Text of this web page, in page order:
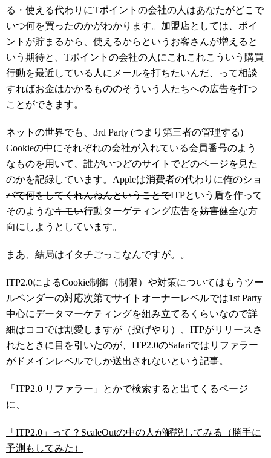
る・使える代わりにTポイントの会社の人はあなたがどこで
いつ何を買ったのかがわかります。加盟店としては、ポイ
ントが貯まるから、使えるからというお客さんが増えると
いう期待と、Tポイントの会社の人にこれこれこういう購買
行動を最近している人にメールを打ちたいんだ、って相談
すればお金はかかるもののそういう人たちへの広告を打つ
ことができます。
ネットの世界でも、3rd Party (つまり第三者の管理する)
Cookieの中にそれぞれの会社が入れている会員番号のよう
なものを用いて、誰がいつどのサイトでどのページを見た
のかを記録しています。Appleは消費者の代わりに俺のショ
バで何をしてくれんねんということでITPという盾を作って
そのようなキモい行動ターゲティング広告を妨害健全な方
向にしようとしています。
まあ、結局はイタチごっこなんですが。。
ITP2.0によるCookie制御（制限）や対策についてはもうツー
ルベンダーの対応次第でサイトオーナーレベルでは1st Party
中心にデータマーケティングを組み立てるくらいなので詳
細はココでは割愛しますが（投げやり）、ITPがリリースさ
れたときに目を引いたのが、ITP2.0のSafariではリファラー
がドメインレベルでしか送出されないという記事。
「ITP2.0 リファラー」とかで検索すると出てくるページ
に、
「ITP2.0」って？ScaleOutの中の人が解説してみる（勝手に
予測もしてみた）